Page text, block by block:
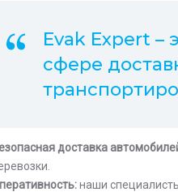
Evak Expert
сфере
доставка
наши